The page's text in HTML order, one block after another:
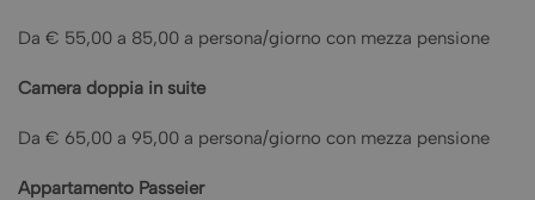
Da € 55,00 a 85,00 a persona/giorno con mezza pensione
Camera doppia in suite
Da € 65,00 a 95,00 a persona/giorno con mezza pensione
Appartamento Passeier